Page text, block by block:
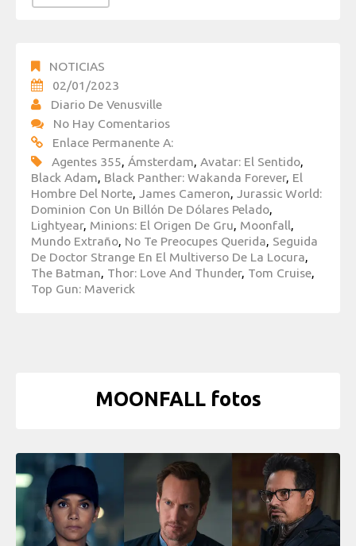
NOTICIAS
02/01/2023
Diario De Venusville
No Hay Comentarios
Enlace Permanente A:
Agentes 355, Ámsterdam, Avatar: El Sentido,
Black Adam, Black Panther: Wakanda Forever, El
Hombre Del Norte, James Cameron, Jurassic World:
Dominion Con Un Billón De Dólares Pelado,
Lightyear, Minions: El Origen De Gru, Moonfall,
Mundo Extraño, No Te Preocupes Querida, Seguida
De Doctor Strange En El Multiverso De La Locura,
The Batman, Thor: Love And Thunder, Tom Cruise,
Top Gun: Maverick
MOONFALL fotos